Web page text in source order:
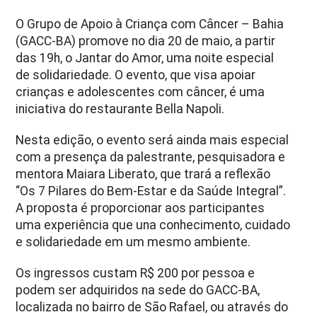
O Grupo de Apoio à Criança com Câncer – Bahia
(GACC-BA) promove no dia 20 de maio, a partir
das 19h, o Jantar do Amor, uma noite especial
de solidariedade. O evento, que visa apoiar
crianças e adolescentes com câncer, é uma
iniciativa do restaurante Bella Napoli.
Nesta edição, o evento será ainda mais especial
com a presença da palestrante, pesquisadora e
mentora Maiara Liberato, que trará a reflexão
“Os 7 Pilares do Bem-Estar e da Saúde Integral”.
A proposta é proporcionar aos participantes
uma experiência que una conhecimento, cuidado
e solidariedade em um mesmo ambiente.
Os ingressos custam R$ 200 por pessoa e
podem ser adquiridos na sede do GACC-BA,
localizada no bairro de São Rafael, ou através do